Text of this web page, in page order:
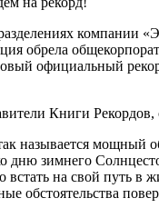
компании
обрела
официальный
Книги
называется мощный
дню зимнего
встать на свой путь
обстоятельства